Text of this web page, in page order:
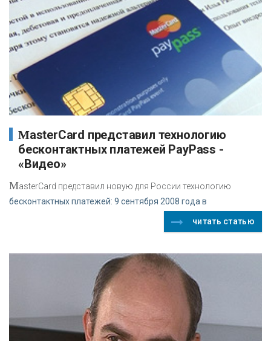
MasterCard представил технологию
бесконтактных платежей PayPass -
«Видео»
MasterCard представил новую для России технологию
бесконтактных платежей: 9 сентября 2008 года в
читать статью